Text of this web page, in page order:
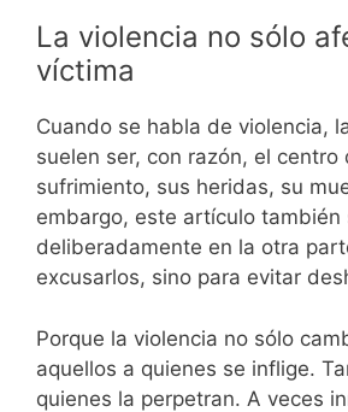
La violencia no sólo
víctima
Cuando se habla de violencia,
suelen ser, con razón, el centro
sufrimiento, sus heridas, su
embargo, este artículo también
deliberadamente en la otra
excusarlos, sino para evitar
Porque la violencia no sólo
aquellos a quienes se inflige.
quienes la perpetran. A veces